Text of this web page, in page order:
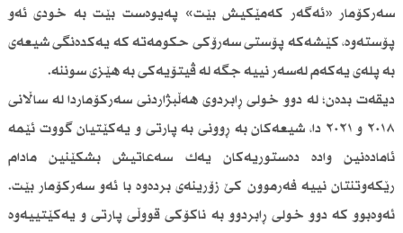
سەركۆمار «ئەگەر كەمێكیش بێت» پەیوەست بێت بە خودی ئەو
پۆستەوە، كێشەكە پۆستی سەرۆكی حكومەتە كە یەكدەنگی شیعەی
بە پلەی یەكەم لەسەر نییە جگە لە ڤیتۆیەكی بە هێزی سوننە.
دیقەت بدەن؛ لە دوو خولی ڕابردوی هەڵبژاردنی سەركۆماردا لە ساڵانی
٢٠١٨ و ٢٠٢١ دا، شیعەكان بە ڕوونی بە پارتی و یەكێتیان گووت ئێمە
ئامادەنین وادە دەستوریەكان یەك سەعاتیش بشكێنین مادام
رێكەوتنتان نییە فەرموون كێ زۆرینەی بردەوە با ئەو سەركۆمار بێت.
ئەوەبوو كە دوو خولی ڕابردوو بە ناكۆكی قووڵی پارتی و یەكێتییەوە